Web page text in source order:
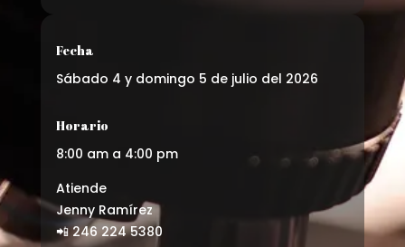
Fecha
Sábado 4 y domingo 5 de julio del 2026
Horario
8:00 am a 4:00 pm
Atiende
Jenny Ramírez
📲 246 224 5380